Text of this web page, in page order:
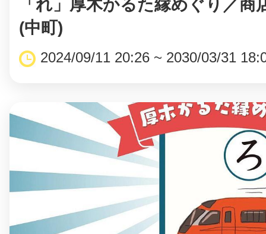
「れ」厚木かるた縁めぐり／商
(中町)
2024/09/11 20:26 ~ 2030/03/31